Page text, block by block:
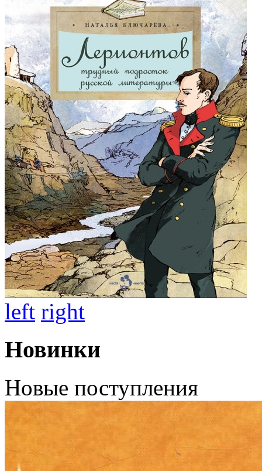
left right
Новинки
Новые поступления